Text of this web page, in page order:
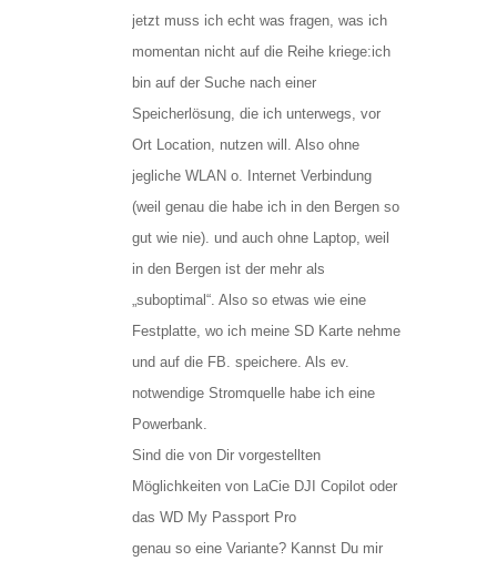
jetzt muss ich echt was fragen, was ich
momentan nicht auf die Reihe kriege:ich
bin auf der Suche nach einer
Speicherlösung, die ich unterwegs, vor
Ort Location, nutzen will. Also ohne
jegliche WLAN o. Internet Verbindung
(weil genau die habe ich in den Bergen so
gut wie nie). und auch ohne Laptop, weil
in den Bergen ist der mehr als
„suboptimal“. Also so etwas wie eine
Festplatte, wo ich meine SD Karte nehme
und auf die FB. speichere. Als ev.
notwendige Stromquelle habe ich eine
Powerbank.
Sind die von Dir vorgestellten
Möglichkeiten von LaCie DJI Copilot oder
das WD My Passport Pro
genau so eine Variante? Kannst Du mir